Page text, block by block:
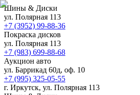
Шины & Диски
ул. Полярная 113
+7 (3952) 99-88-36
Покраска дисков
ул. Полярная 113
+7 (983) 699-88-68
Аукцион авто
ул. Баррикад 60д, оф. 10
+7 (995) 325-05-55
г. Иркутск, ул. Полярная 113